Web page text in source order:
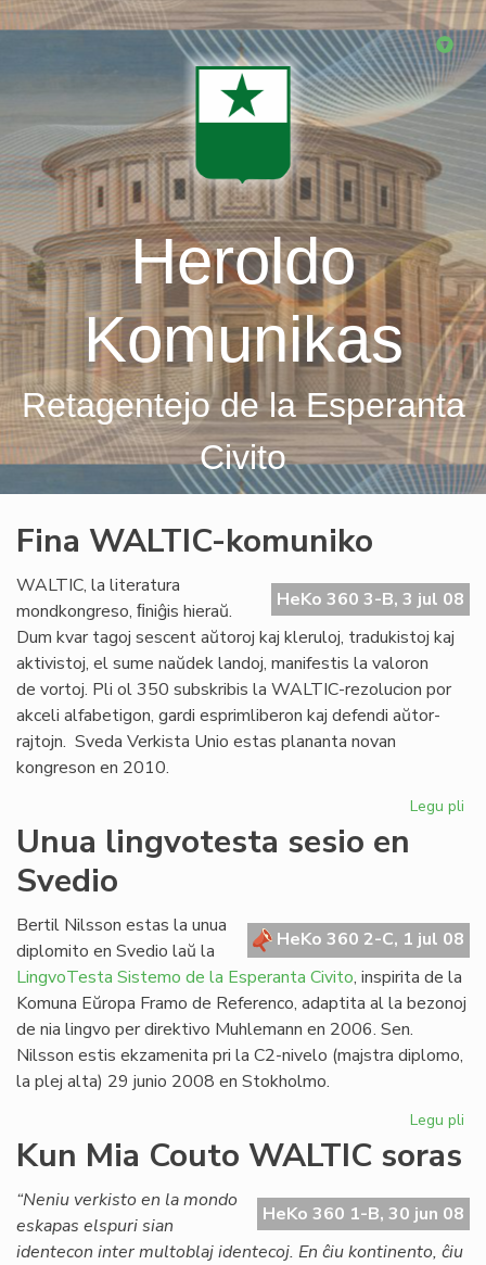
Skip
Heroldo
Komunikas
Retagentejo de la Esperanta
Civito
Fina WALTIC-komuniko
HeKo 360 3-B, 3 jul 08
WALTIC, la literatura
mondkongreso, ﬁniĝis hieraŭ.
Dum kvar tagoj sescent aŭtoroj kaj kleruloj, tradukistoj kaj
aktivistoj, el sume naŭdek landoj, manifestis la valoron
de vortoj. Pli ol 350 subskribis la WALTIC-rezolucion por
akceli alfabetigon, gardi esprimliberon kaj defendi aŭtor-
rajtojn. Sveda Verkista Unio estas plananta novan
kongreson en 2010.
Legu pli
Unua lingvotesta sesio en
Svedio
HeKo 360 2-C, 1 jul 08
Bertil Nilsson estas la unua
diplomito en Svedio laŭ la
LingvoTesta Sistemo de la Esperanta Civito, inspirita de la
Komuna Eŭropa Framo de Referenco, adaptita al la bezonoj
de nia lingvo per direktivo Muhlemann en 2006. Sen.
Nilsson estis ekzamenita pri la C2-nivelo (majstra diplomo,
la plej alta) 29 junio 2008 en Stokholmo.
Legu pli
Kun Mia Couto WALTIC soras
HeKo 360 1-B, 30 jun 08
“Neniu verkisto en la mondo
eskapas elspuri sian
identecon inter multoblaj identecoj. En ĉiu kontinento, ĉiu